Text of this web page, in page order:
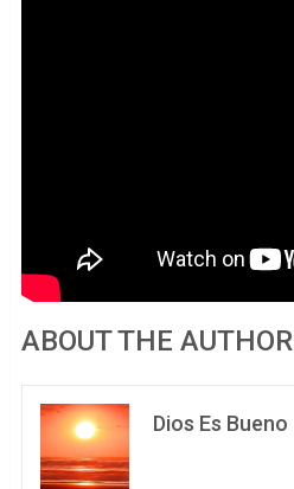
ABOUT THE AUTHOR
Dios Es Bueno